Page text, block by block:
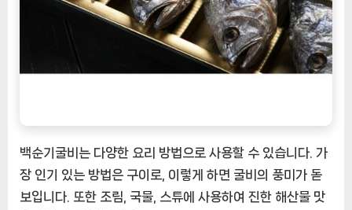
백순기굴비는 다양한 요리 방법으로 사용할 수 있습니다. 가
장 인기 있는 방법은 구이로, 이렇게 하면 굴비의 풍미가 돋
보입니다. 또한 조림, 국물, 스튜에 사용하여 진한 해산물 맛